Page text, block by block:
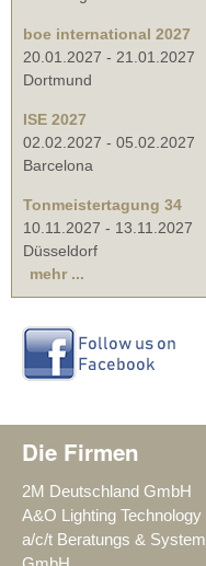
boe international 2027
20.01.2027 - 21.01.2027
Dortmund
ISE 2027
02.02.2027 - 05.02.2027
Barcelona
Tonmeistertagung 34
10.11.2027 - 13.11.2027
Düsseldorf
mehr ...
Die Firmen
2M Deutschland GmbH
A&O Lighting Technology
a/c/t Beratungs & System